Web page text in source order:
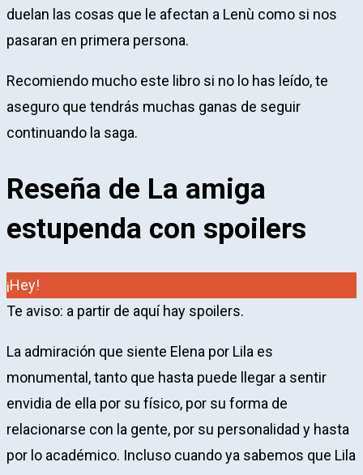
duelan las cosas que le afectan a Lenù como si nos
pasaran en primera persona.
Recomiendo mucho este libro si no lo has leído, te
aseguro que tendrás muchas ganas de seguir
continuando la saga.
Reseña de La amiga
estupenda con spoilers
¡Hey!
Te aviso: a partir de aquí hay spoilers.
La admiración que siente Elena por Lila es
monumental, tanto que hasta puede llegar a sentir
envidia de ella por su físico, por su forma de
relacionarse con la gente, por su personalidad y hasta
por lo académico. Incluso cuando ya sabemos que Lila